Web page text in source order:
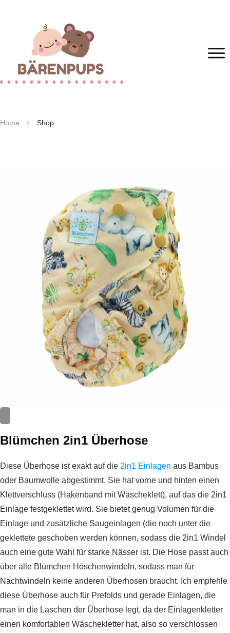
Home Shop
Blümchen 2in1 Überhose
Diese Überhose ist exakt auf die 2in1 Einlagen aus Bambus
oder Baumwolle abgestimmt. Sie hat vorne und hinten einen
Klettverschluss (Hakenband mit Wäscheklett), auf das die 2in1
Einlage festgeklettet wird. Sie bietet genug Volumen für die
Einlage und zusätzliche Saugeinlagen (die noch unter die
geklettete geschoben werden können, sodass die 2in1 Windel
auch eine gute Wahl für starke Nässer ist. Die Hose passt auch
über alle Blümchen Höschenwindeln, sodass man für
Nachtwindeln keine anderen Überhosen braucht. Ich empfehle
diese Überhose auch für Prefolds und gerade Einlagen, die
man in die Laschen der Überhose legt, da der Einlagenkletter
einen komfortablen Wäschekletter hat, also so verschlossen